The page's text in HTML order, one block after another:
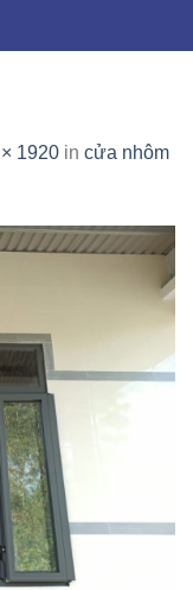
1920 in cửa nhôm